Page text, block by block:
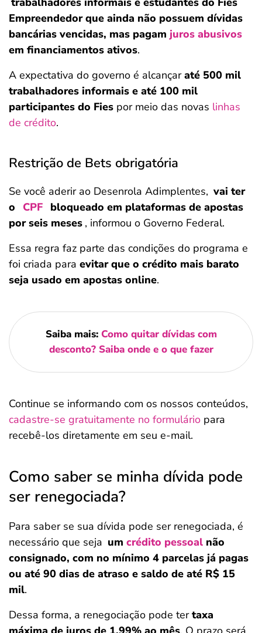
Empreendedor que ainda não possuem dívidas
bancárias vencidas, mas pagam juros abusivos
em financiamentos ativos.
A expectativa do governo é alcançaraté 500 mil
trabalhadores informais e até 100 mil
participantes do Fies por meio das novas linhas
de crédito.
Restrição de Bets obrigatória
Se você aderir ao Desenrola Adimplentes, vai ter
o
CPF bloqueado em plataformas de apostas
por seis meses , informou o Governo Federal.
Essa regra faz parte das condições do programa e
foi criada para evitar que o crédito mais barato
seja usado em apostas online.
Saiba mais: Como quitar dívidas com
desconto? Saiba onde e o que fazer
Continue se informando com os nossos conteúdos,
cadastre-se gratuitamente no formulário para
recebê-los diretamente em seu e-mail.
Como saber se minha dívida pode
ser renegociada?
Para saber se sua dívida pode ser renegociada, é
necessário que seja um crédito pessoal não
consignado, com no mínimo 4 parcelas já pagas
ou até 90 dias de atraso e saldo de até R$ 15
mil.
Dessa forma, a renegociação pode tertaxa